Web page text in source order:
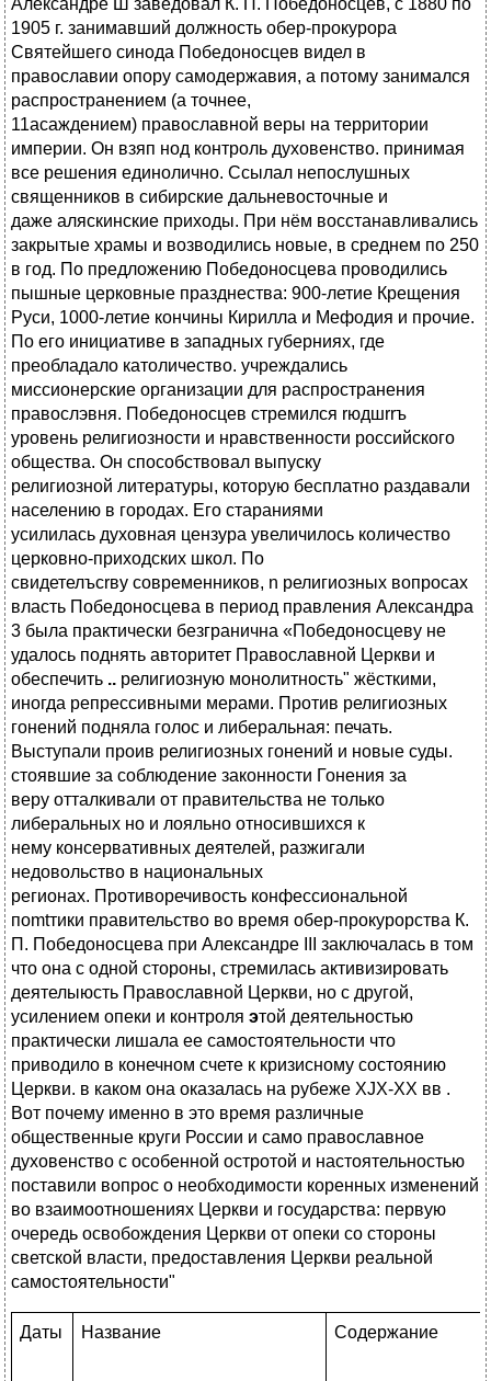
.. религиозную монолитность" жёсткими,
иногда репрессивными мерами. Против религиозных
гонений подняла голос и либеральная: печать.
Выступали проив религиозных гонений и новые суды.
стоявшие за соблюдение законности Гонения за
веру отталкивали от правительства не только
либеральных но и лояльно относившихся к
нему консервативных деятелей, разжигали
недовольство в национальных
регионах. Противоречивость конфессиональной
поmtтики правительство во время обер-прокурорства К.
П. Победоносцева при Александре III заключалась в том
чтo она с одной стороны, стремилась активизировать
деятелыюсть Православной Церкви, но с другой,
усилением опеки и контроля этой деятельностью
практически лишала ее самостоятельности что
приводило в конечном счете к кризисному состоянию
Церкви. в каком она оказалась на рубеже XJX-XX вв .
Вот почему именно в это время различные
общественные круги России и само православное
духовенство с особенной остротой и настоятельностью
поставили вопрос о необходимости коренных изменений
во взаимоотношениях Церкви и государства: первую
очередь освобождения Церкви от опеки со стороны
светской власти, предоставления Церкви реальной
самостоятельности"
Даты Название Содержание